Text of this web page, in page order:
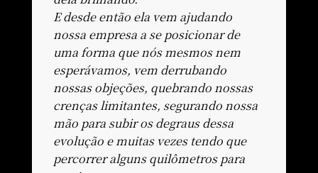
E desde então ela vem ajudando
nossa empresa a se posicionar de
uma forma que nós mesmos nem
esperávamos, vem derrubando
nossas objeções, quebrando nossas
crenças limitantes, segurando nossa
mão para subir os degraus dessa
evolução e muitas vezes tendo que
percorrer alguns quilômetros para